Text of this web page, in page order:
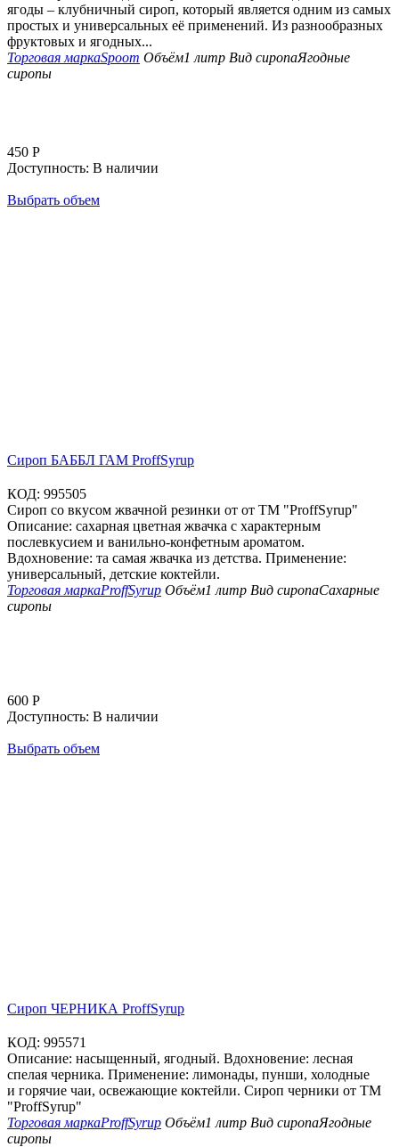
ягоды – клубничный сироп, который является одним из самых
простых и универсальных её применений. Из разнообразных
фруктовых и ягодных...
Торговая маркаSpoom Объём1 литр Вид сиропаЯгодные
сиропы
450 Р
Доступность: В наличии
Выбрать объем
Сироп БАББЛ ГАМ ProffSyrup
КОД: 995505
Сироп со вкусом жвачной резинки от от ТМ "ProffSyrup"
Описание: сахарная цветная жвачка с характерным
послевкусием и ванильно-конфетным ароматом.
Вдохновение: та самая жвачка из детства. Применение:
универсальный, детские коктейли.
Торговая маркаProffSyrup Объём1 литр Вид сиропаСахарные
сиропы
600 Р
Доступность: В наличии
Выбрать объем
Сироп ЧЕРНИКА ProffSyrup
КОД: 995571
Описание: насыщенный, ягодный. Вдохновение: лесная
спелая черника. Применение: лимонады, пунши, холодные
и горячие чаи, освежающие коктейли. Сироп черники от ТМ
"ProffSyrup"
Торговая маркаProffSyrup Объём1 литр Вид сиропаЯгодные
сиропы